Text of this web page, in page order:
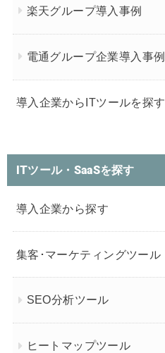
楽天グループ導入事例
電通グループ企業導入事例
導入企業からITツールを探す
ITツール・SaaSを探す
導入企業から探す
集客･マーケティングツール
SEO分析ツール
ヒートマップツール